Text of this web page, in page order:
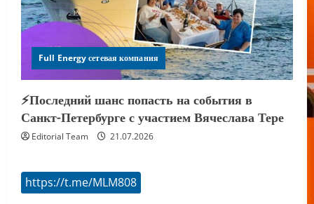
Full Energy сетевая компания
⚡️Последний шанс попасть на события в
Санкт-Петербурге с участием Вячеслава Тере
Editorial Team 21.07.2026
https://t.me/MLM808